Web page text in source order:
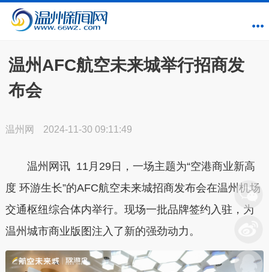
温州AFC航空未来城举行招商发
布会
温州网 2024-11-30 09:11:49
温州网讯 11月29日，一场主题为“空港商业新高
度 环游生长”的AFC航空未来城招商发布会在温州机场
交通枢纽综合体内举行。现场一批品牌签约入驻，为
温州城市商业版图注入了新的强劲动力。